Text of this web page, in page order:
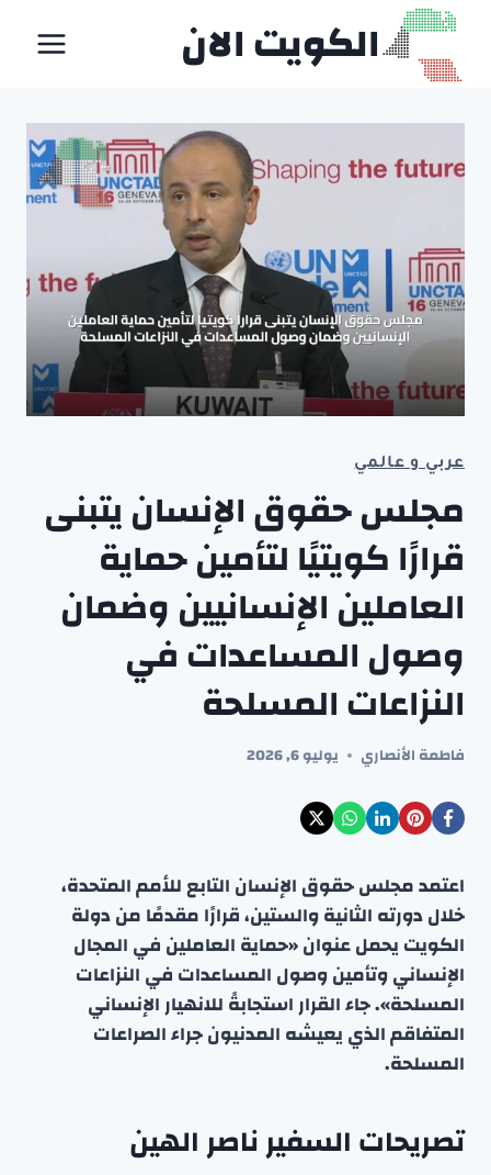
التجاوز
المحتوى
الكويت الان
عربي و عالمي
مجلس حقوق الإنسان يتبنى
قرارًا كويتيًا لتأمين حماية
العاملين الإنسانيين وضمان
وصول المساعدات في
النزاعات المسلحة
فاطمة الأنصاري يوليو 6, 2026
اعتمد مجلس حقوق الإنسان التابع للأمم المتحدة،
خلال دورته الثانية والستين، قرارًا مقدمًا من دولة
الكويت يحمل عنوان «حماية العاملين في المجال
الإنساني وتأمين وصول المساعدات في النزاعات
المسلحة». جاء القرار استجابةً للانهيار الإنساني
المتفاقم الذي يعيشه المدنيون جراء الصراعات
المسلحة.
تصريحات السفير ناصر الهين